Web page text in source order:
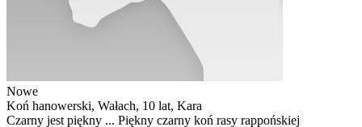
Nowe
Koń hanowerski, Wałach, 10 lat, Kara
Czarny jest piękny ... Piękny czarny koń rasy rappońskiej